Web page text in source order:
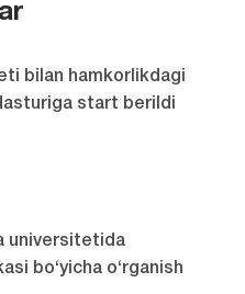
bilan hamkorlikdagi
start berildi
universitetida
bo‘yicha o‘rganish